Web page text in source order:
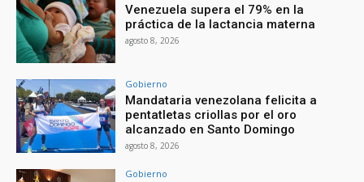
Venezuela supera el 79% en la
práctica de la lactancia materna
agosto 8, 2026
Gobierno
Mandataria venezolana felicita a
pentatletas criollas por el oro
alcanzado en Santo Domingo
agosto 8, 2026
Gobierno